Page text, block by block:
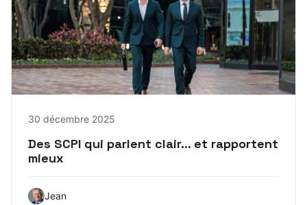
30 décembre 2025
Des SCPI qui parlent clair… et rapportent
mieux
Jean